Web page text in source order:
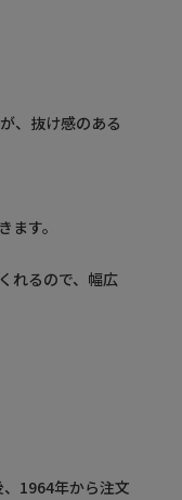
、抜け感のある
す。
れるので、幅広
、1964年から注文